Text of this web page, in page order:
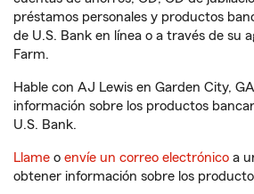
préstamos personales y productos
de U.S. Bank en línea o a través de su
Farm.
Hable con AJ Lewis en Garden City,
información sobre los productos
U.S. Bank.
Llame o envíe un correo electrónico a
obtener información sobre los